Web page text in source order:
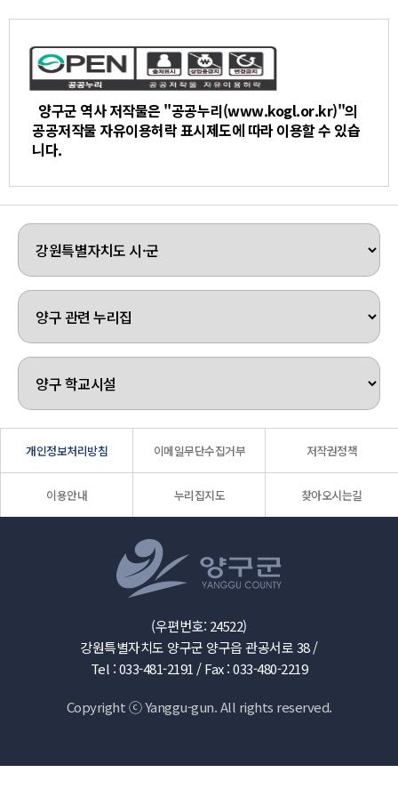
양구군 역사 저작물은 "공공누리(www.kogl.or.kr)"의
공공저작물 자유이용허락 표시제도에 따라 이용할 수 있습
니다.
개인정보처리방침 이메일무단수집거부 저작권정책
이용안내 누리집지도 찾아오시는길
(우편번호: 24522)
강원특별자치도 양구군 양구읍 관공서로 38 /
Tel : 033-481-2191 /Fax : 033-480-2219
Copyright ⓒ Yanggu-gun. All rights reserved.